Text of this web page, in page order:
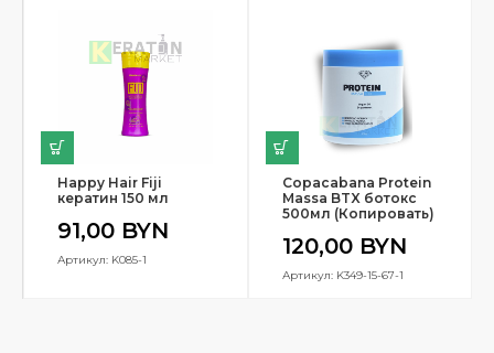
Happy Hair Fiji
кератин 150 мл
91,00 BYN
Артикул: K085-1
Copacabana Protein
Massa BTX ботокс
500мл (Копировать)
120,00 BYN
Артикул: K349-15-67-1